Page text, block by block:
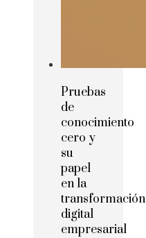
Pruebas
de
conocimiento
cero y
su
papel
en la
transformación
digital
empresarial